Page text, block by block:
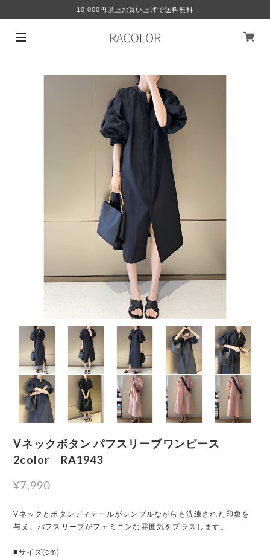
10,000円以上お買い上げで送料無料
Vネックボタン パフスリーブワンピース
2color RA1943
¥7,990
Vネックとボタンディテールがシンプルながらも洗練された印象を
与え、パフスリーブがフェミニンな雰囲気をプラスします。
■サイズ(cm)